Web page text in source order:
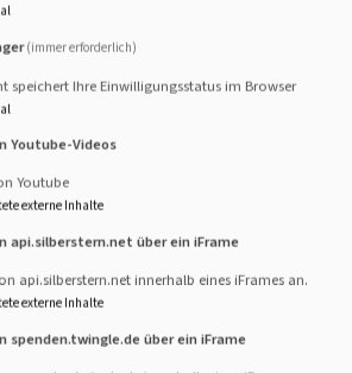
wegen:
(immer erforderlich)
speichert Ihre Einwilligungsstatus im Browser
Youtube-Videos
Youtube
externe Inhalte
api.silberstern.net über ein iFrame
api.silberstern.net innerhalb eines iFrames an.
externe Inhalte
spenden.twingle.de über ein iFrame